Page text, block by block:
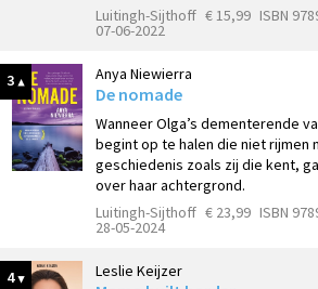
Luitingh-Sijthoff € 15,99 ISBN
07-06-2022
3 Anya Niewierra
De nomade
Wanneer Olga’s dementerende
begint op te halen die niet rijmen
geschiedenis zoals zij die kent,
over haar achtergrond.
Luitingh-Sijthoff € 23,99 ISBN
28-05-2024
4 Leslie Keijzer